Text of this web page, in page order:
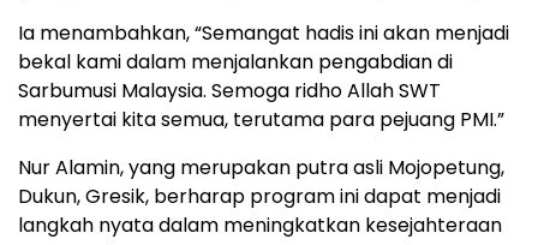
Ia menambahkan, “Semangat hadis ini akan menjadi
bekal kami dalam menjalankan pengabdian di
Sarbumusi Malaysia. Semoga ridho Allah SWT
menyertai kita semua, terutama para pejuang PMI.”
Nur Alamin, yang merupakan putra asli Mojopetung,
Dukun, Gresik, berharap program ini dapat menjadi
langkah nyata dalam meningkatkan kesejahteraan